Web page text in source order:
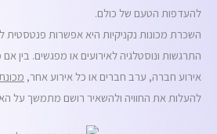
להעדפות הטעם של כולם.
השכרת מכונות נקניקיות היא אפשרות פנטסטית
התרגשות ונוסטלגיה לאירועים או מפגשים. בין
אירוע חברה, ערב חברים או כל אירוע אחר,
להעלות את החוויה ולהשאיר רושם מתמשך על